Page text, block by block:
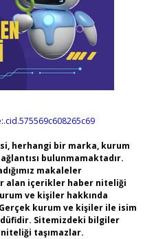
herhangi bir marka, kurum
bulunmamaktadır.
makaleler
alan içerikler haber niteliği
ve kişiler hakkında
kurum ve kişiler ile isim
Sitemizdeki bilgiler
taşımazlar.